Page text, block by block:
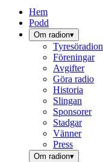
Hem
Podd
Om radion▾
Tyresöradion
Föreningar
Avgifter
Göra radio
Historia
Slingan
Sponsorer
Stadgar
Vänner
Press
Om radion▾